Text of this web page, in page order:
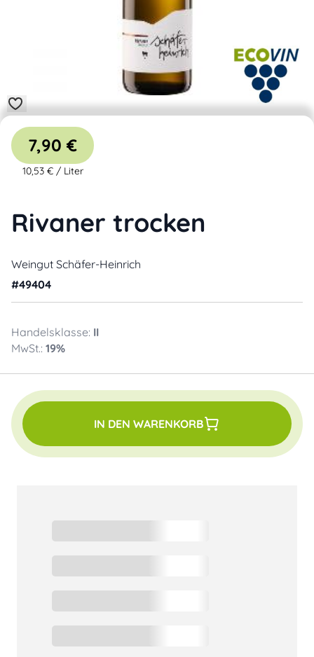
Rivaner trocken
Weingut Schäfer-Heinrich
#49404
Handelsklasse: II
MwSt.: 19%
7,90 €
10,53 €/ Liter
IN DEN WARENKORB